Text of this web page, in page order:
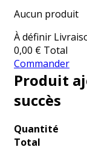
Aucun produit
À définir
0,00 € Total
Commander
Produit
succès
Quantité
Total